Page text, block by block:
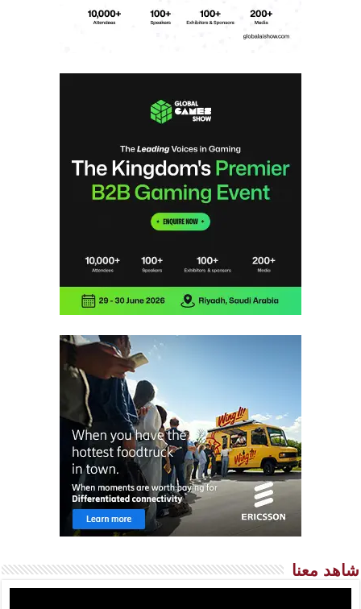
شاهد معنا